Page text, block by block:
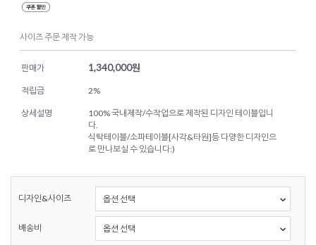
사이즈 주문 제작 가능
판매가 1,340,000원
적립금 2%
상세설명
100% 국내제작/수작업으로 제작된 디자인 테이블입니
다.
식탁테이블/소파테이블[사각&타원]등 다양한 디자인으
로 만나보실 수 있습니다:)
디자인&사이즈
배송비